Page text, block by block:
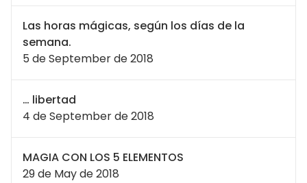
Las horas mágicas, según los días de la
semana.
5 de September de 2018
… libertad
4 de September de 2018
MAGIA CON LOS 5 ELEMENTOS
29 de May de 2018